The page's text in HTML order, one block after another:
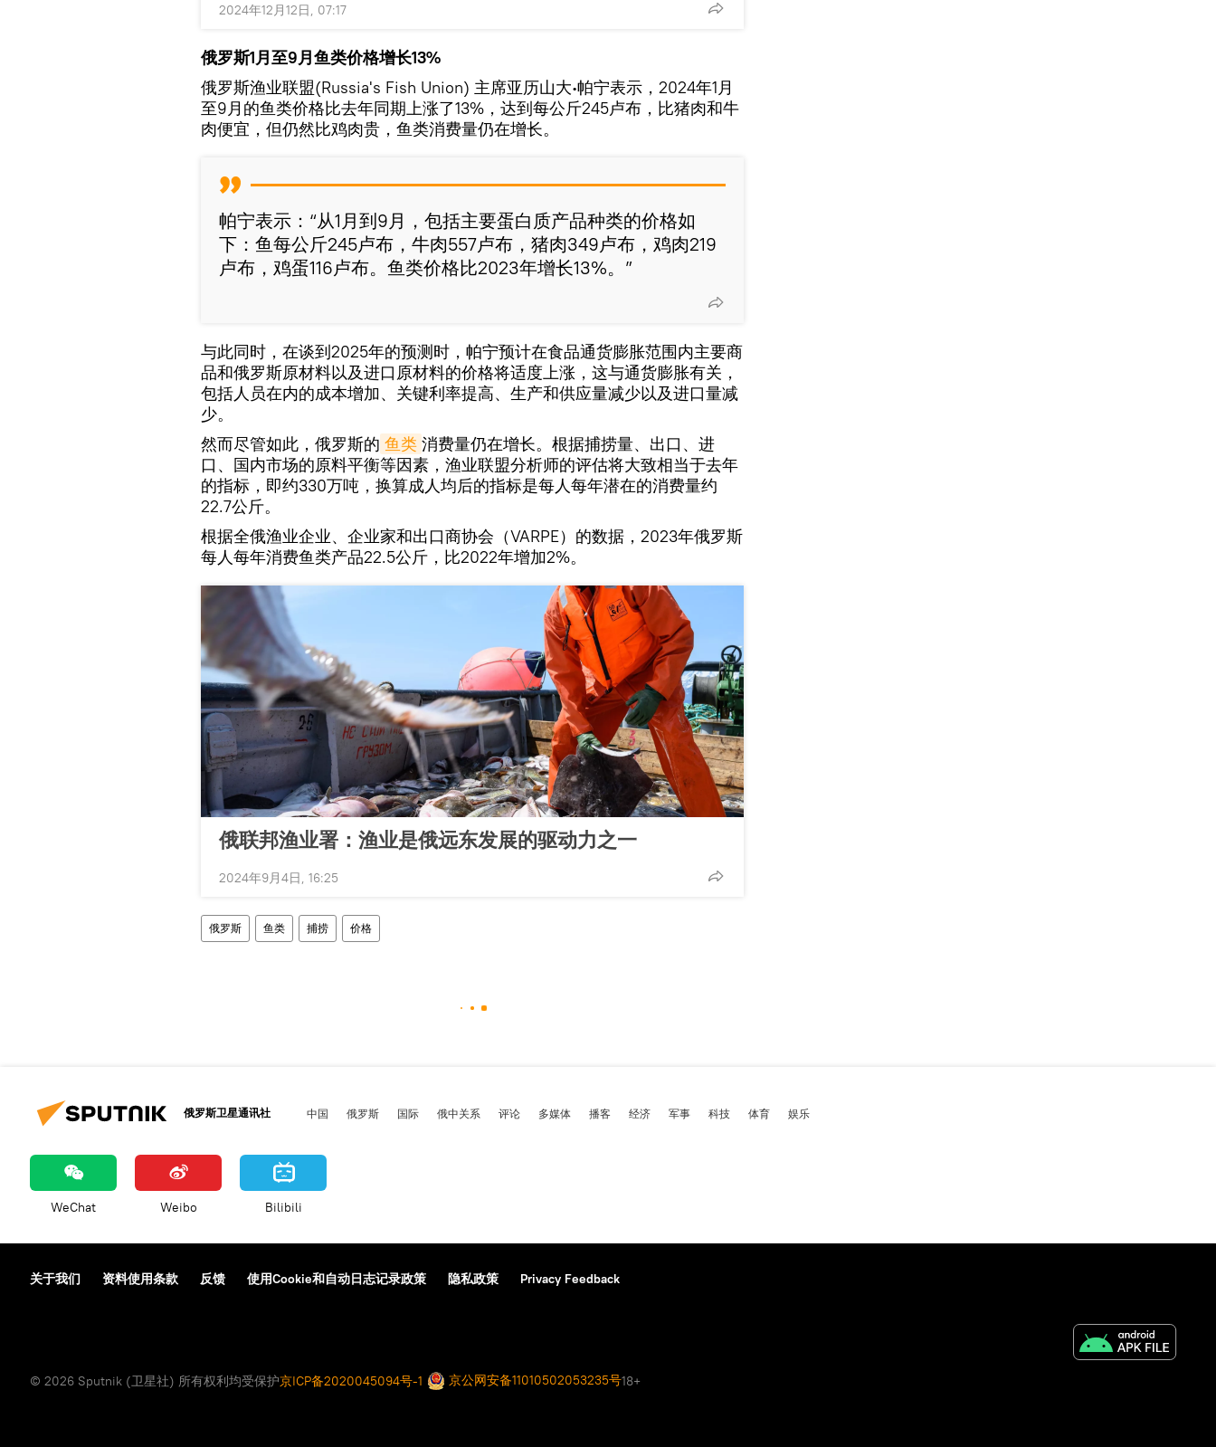
2024年12月12日, 07:17
俄罗斯1月至9月鱼类价格增长13%
俄罗斯渔业联盟(Russia's Fish Union) 主席亚历山大∙帕宁表示，2024年1月
至9月的鱼类价格比去年同期上涨了13%，达到每公斤245卢布，比猪肉和牛
肉便宜，但仍然比鸡肉贵，鱼类消费量仍在增长。
帕宁表示：“从1月到9月，包括主要蛋白质产品种类的价格如
下：鱼每公斤245卢布，牛肉557卢布，猪肉349卢布，鸡肉219
卢布，鸡蛋116卢布。鱼类价格比2023年增长13%。”
与此同时，在谈到2025年的预测时，帕宁预计在食品通货膨胀范围内主要商
品和俄罗斯原材料以及进口原材料的价格将适度上涨，这与通货膨胀有关，
包括人员在内的成本增加、关键利率提高、生产和供应量减少以及进口量减
少。
然而尽管如此，俄罗斯的 鱼类 消费量仍在增长。根据捕捞量、出口、进
口、国内市场的原料平衡等因素，渔业联盟分析师的评估将大致相当于去年
的指标，即约330万吨，换算成人均后的指标是每人每年潜在的消费量约
22.7公斤。
根据全俄渔业企业、企业家和出口商协会（VARPE）的数据，2023年俄罗斯
每人每年消费鱼类产品22.5公斤，比2022年增加2%。
俄联邦渔业署：渔业是俄远东发展的驱动力之一
2024年9月4日, 16:25
俄罗斯 鱼类 捕捞 价格
俄罗斯卫星通讯社 中国 俄罗斯 国际 俄中关系 评论 多媒体 播客 经济 军事 科技 体育 娱乐
WeChat Weibo Bilibili
关于我们 资料使用条款 反馈 使用Cookie和自动日志记录政策 隐私政策 Privacy Feedback
© 2026 Sputnik (卫星社) 所有权利均受保护京ICP备2020045094号-1 京公网安备11010502053235号18+